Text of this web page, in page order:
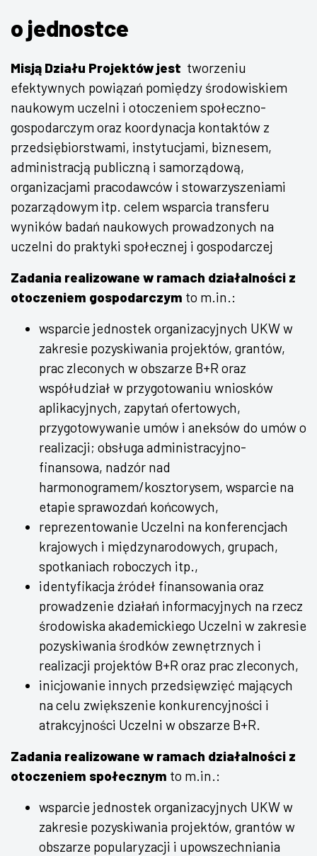
o jednostce
Misją Działu Projektów jest tworzeniu
efektywnych powiązań pomiędzy środowiskiem
naukowym uczelni i otoczeniem społeczno-
gospodarczym oraz koordynacja kontaktów z
przedsiębiorstwami, instytucjami, biznesem,
administracją publiczną i samorządową,
organizacjami pracodawców i stowarzyszeniami
pozarządowym itp. celem wsparcia transferu
wyników badań naukowych prowadzonych na
uczelni do praktyki społecznej i gospodarczej
Zadania realizowane w ramach działalności z
otoczeniem gospodarczym to m.in.:
wsparcie jednostek organizacyjnych UKW w
zakresie pozyskiwania projektów, grantów,
prac zleconych w obszarze B+R oraz
współudział w przygotowaniu wniosków
aplikacyjnych, zapytań ofertowych,
przygotowywanie umów i aneksów do umów o
realizacji; obsługa administracyjno-
finansowa, nadzór nad
harmonogramem/kosztorysem, wsparcie na
etapie sprawozdań końcowych,
reprezentowanie Uczelni na konferencjach
krajowych i międzynarodowych, grupach,
spotkaniach roboczych itp.,
identyfikacja źródeł finansowania oraz
prowadzenie działań informacyjnych na rzecz
środowiska akademickiego Uczelni w zakresie
pozyskiwania środków zewnętrznych i
realizacji projektów B+R oraz prac zleconych,
inicjowanie innych przedsięwzięć mających
na celu zwiększenie konkurencyjności i
atrakcyjności Uczelni w obszarze B+R.
Zadania realizowane w ramach działalności z
otoczeniem społecznym to m.in.:
wsparcie jednostek organizacyjnych UKW w
zakresie pozyskiwania projektów, grantów w
obszarze popularyzacji i upowszechniania